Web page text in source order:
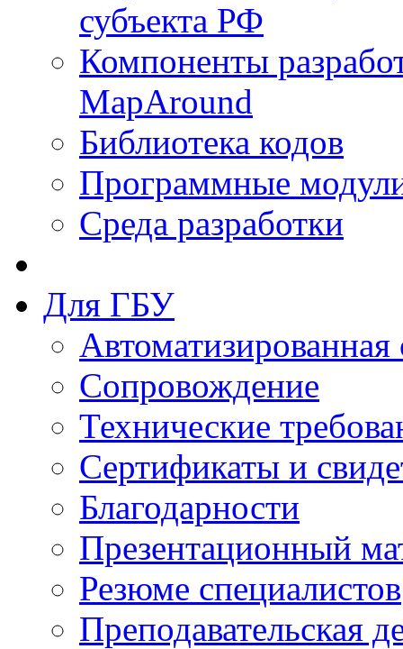
субъекта РФ
Компоненты
MapAround
Библиотека кодов
Программные
Среда разработки
Для ГБУ
Сопровождение
Технические
Сертификаты и
Благодарности
Презентационный
Резюме специалистов
Преподавательская